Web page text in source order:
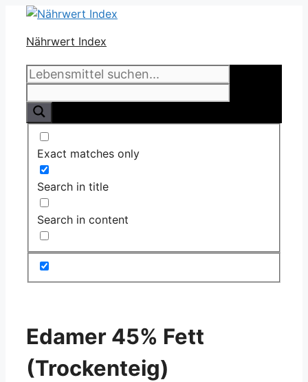
Zum
springen
Nährwert Index
Exact matches only
Search in title
Search in content
Edamer 45% Fett
(Trockenteig)